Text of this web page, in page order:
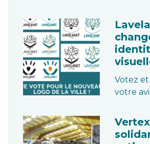
Votez
votre